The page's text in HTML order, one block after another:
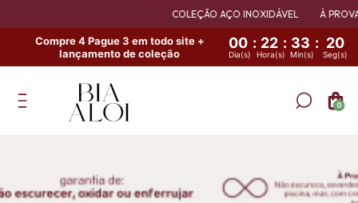
Compre 4 Pague 3 em todo site +
lançamento de coleção
00 : 22 : 33 : 20
Dia(s) Hora(s) Min(s) Seg(s)
COLEÇÃO AÇO INOXIDÁVEL À
0